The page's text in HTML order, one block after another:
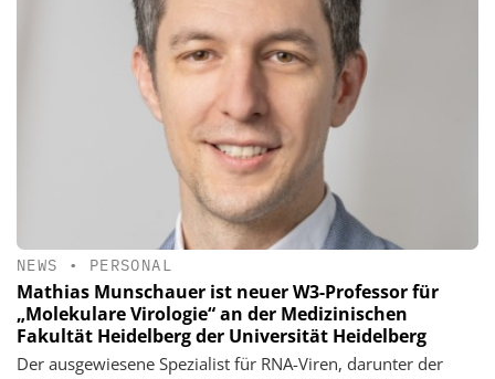
NEWS • PERSONAL
Mathias Munschauer ist neuer W3-Professor für
„Molekulare Virologie“ an der Medizinischen
Fakultät Heidelberg der Universität Heidelberg
Der ausgewiesene Spezialist für RNA-Viren, darunter der